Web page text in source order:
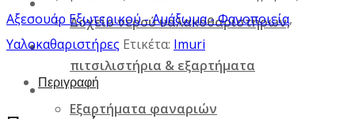
Δοχείο νερού υαλακοθαριστήρων,
πιτσιλιστήρια & εξαρτήματα
Εξαρτήματα φαναριών
Αξεσουάρ Εξωτερικού - Αμάξωμα - Φανοποιεία,
Υαλοκαθαριστήρες Ετικέτα: Imuri
Περιγραφή